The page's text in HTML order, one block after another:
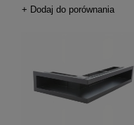
+ Dodaj do porównania